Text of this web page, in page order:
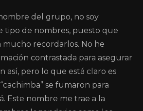
del grupo, no soy
tipo de nombres, puesto que
mucho recordarlos. No he
contrastada para asegurar
así, pero lo que está claro es
se fumaron para
Este nombre me trae a la